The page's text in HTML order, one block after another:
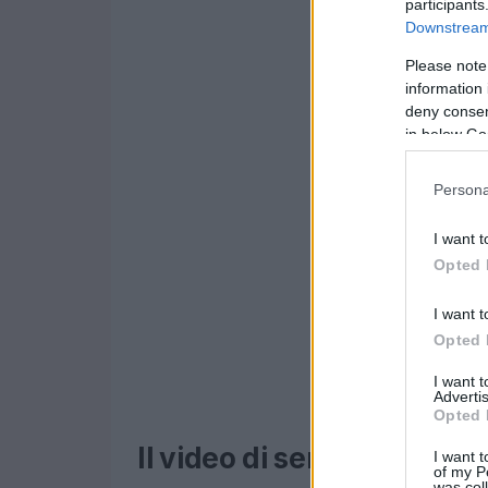
Please
information
deny
in below
I want
Opted
I want
Opted
I want
Opted
I want
of my
Il video di